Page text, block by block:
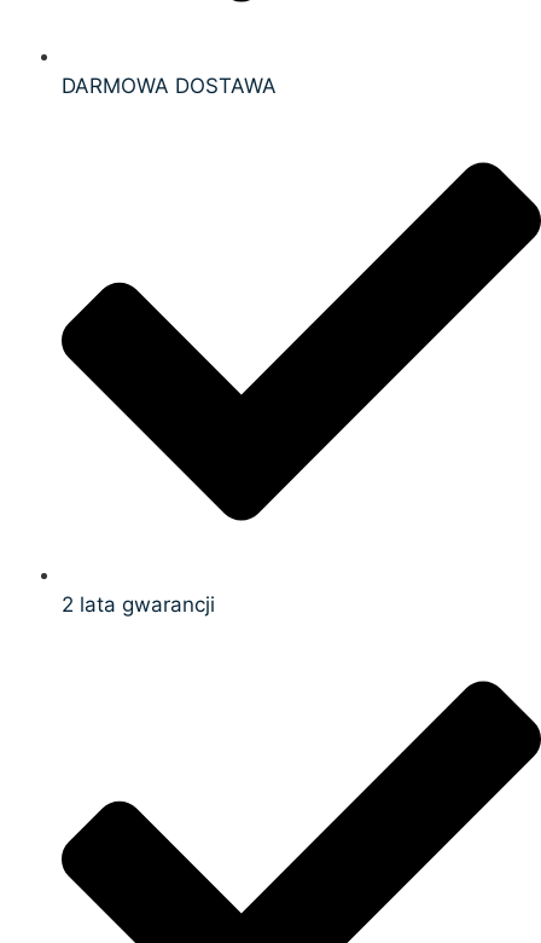
DARMOWA DOSTAWA
2 lata gwarancji